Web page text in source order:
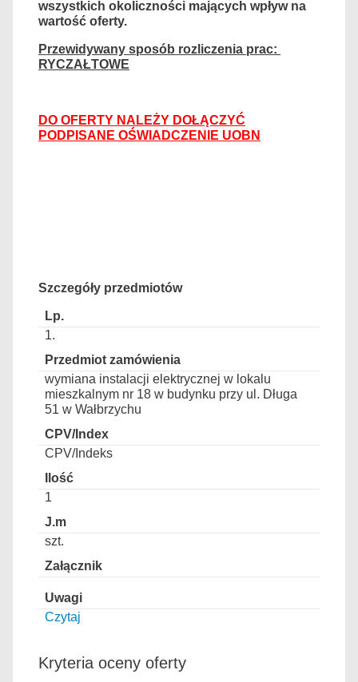
wszystkich okoliczności mających wpływ na
wartość oferty.
Przewidywany sposób rozliczenia prac:
RYCZAŁTOWE
DO OFERTY NALEŻY DOŁĄCZYĆ
PODPISANE OŚWIADCZENIE UOBN
Szczegóły przedmiotów
1.
wymiana instalacji elektrycznej w lokalu
mieszkalnym nr 18 w budynku przy ul. Długa
51 w Wałbrzychu
CPV/Indeks
1
szt.
Czytaj
Kryteria oceny oferty